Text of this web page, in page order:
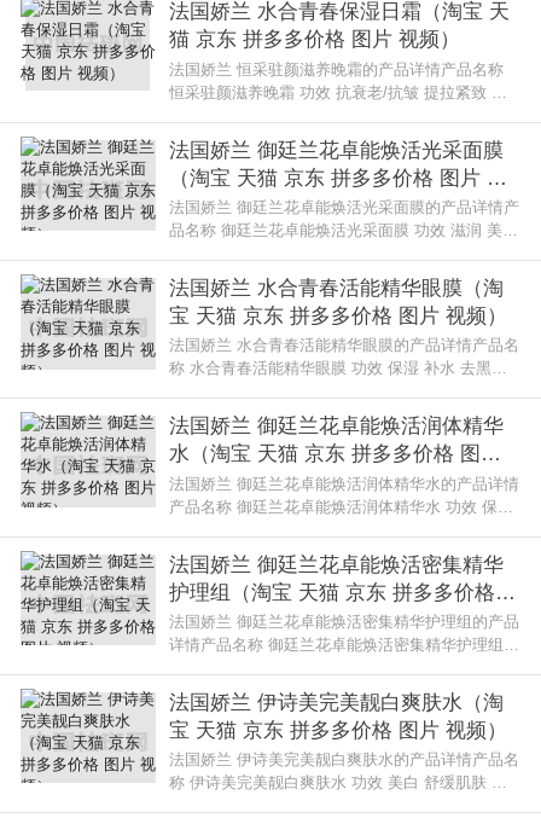
法国娇兰 水合青春保湿日霜（淘宝 天
猫 京东 拼多多价格 图片 视频）
法国娇兰 恒采驻颜滋养晚霜的产品详情产品名称
恒采驻颜滋养晚霜 功效 抗衰老/抗皱 提拉紧致 滋
规格 50ml系列名 恒采驻颜滋
法国娇兰 御廷兰花卓能焕活光采面膜
（淘宝 天猫 京东 拼多多价格 图片 视
频）
法国娇兰 御廷兰花卓能焕活光采面膜的产品详情产
品名称 御廷兰花卓能焕活光采面膜 功效 滋润 美白
兰花系列使用法国娇兰 御
法国娇兰 水合青春活能精华眼膜（淘
宝 天猫 京东 拼多多价格 图片 视频）
法国娇兰 水合青春活能精华眼膜的产品详情产品名
称 水合青春活能精华眼膜 功效 保湿 补水 去黑眼
格 6片系列名 水合青春活能
法国娇兰 御廷兰花卓能焕活润体精华
水（淘宝 天猫 京东 拼多多价格 图片
视频）
法国娇兰 御廷兰花卓能焕活润体精华水的产品详情
产品名称 御廷兰花卓能焕活润体精华水 功效 保湿
肤品牌 法国娇兰 化妆品
法国娇兰 御廷兰花卓能焕活密集精华
护理组（淘宝 天猫 京东 拼多多价格
图片 视频）
法国娇兰 御廷兰花卓能焕活密集精华护理组的产品
详情产品名称 御廷兰花卓能焕活密集精华护理组
肤品牌 法国娇兰 化妆品
法国娇兰 伊诗美完美靓白爽肤水（淘
宝 天猫 京东 拼多多价格 图片 视频）
法国娇兰 伊诗美完美靓白爽肤水的产品详情产品名
称 伊诗美完美靓白爽肤水 功效 美白 舒缓肌肤 提